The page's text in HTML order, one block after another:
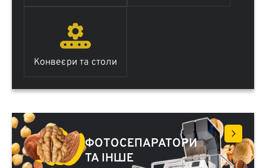
Конвеєри та столи
ФОТОСЕПАРАТОРИ
ТА ІНШЕ